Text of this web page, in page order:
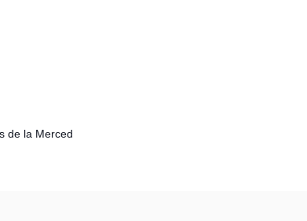
de la Merced